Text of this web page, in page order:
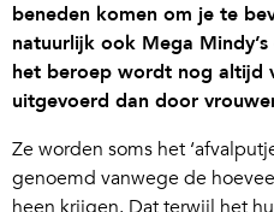
beneden komen om je te
natuurlijk ook Mega
het beroep wordt nog altijd
uitgevoerd dan door
Ze worden soms het
genoemd vanwege de